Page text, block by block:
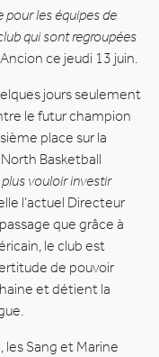
pour les équipes de
qui sont regroupées
ce jeudi 13 juin.
jours seulement
le futur champion
place sur la
Basketball
vouloir investir
l’actuel Directeur
que grâce à
le club est
de pouvoir
et détient la
les Sang et Marine